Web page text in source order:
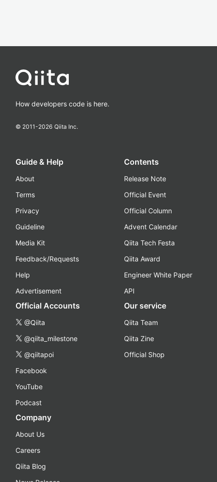
How developers code is here.
© 2011-2026 Qiita Inc.
Guide & Help
About
Terms
Privacy
Guideline
Media Kit
Feedback/Requests
Help
Advertisement
Contents
Release Note
Official Event
Official Column
Advent Calendar
Qiita Tech Festa
Qiita Award
Engineer White Paper
API
Official Accounts
@Qiita
@qiita_milestone
@qiitapoi
Facebook
YouTube
Podcast
Our service
Qiita Team
Qiita Zine
Official Shop
Company
About Us
Careers
Qiita Blog